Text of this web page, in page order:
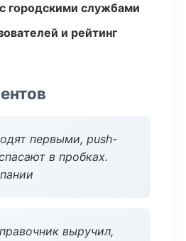
городскими службами
и рейтинг
первыми, push-
в пробках.
выручил,